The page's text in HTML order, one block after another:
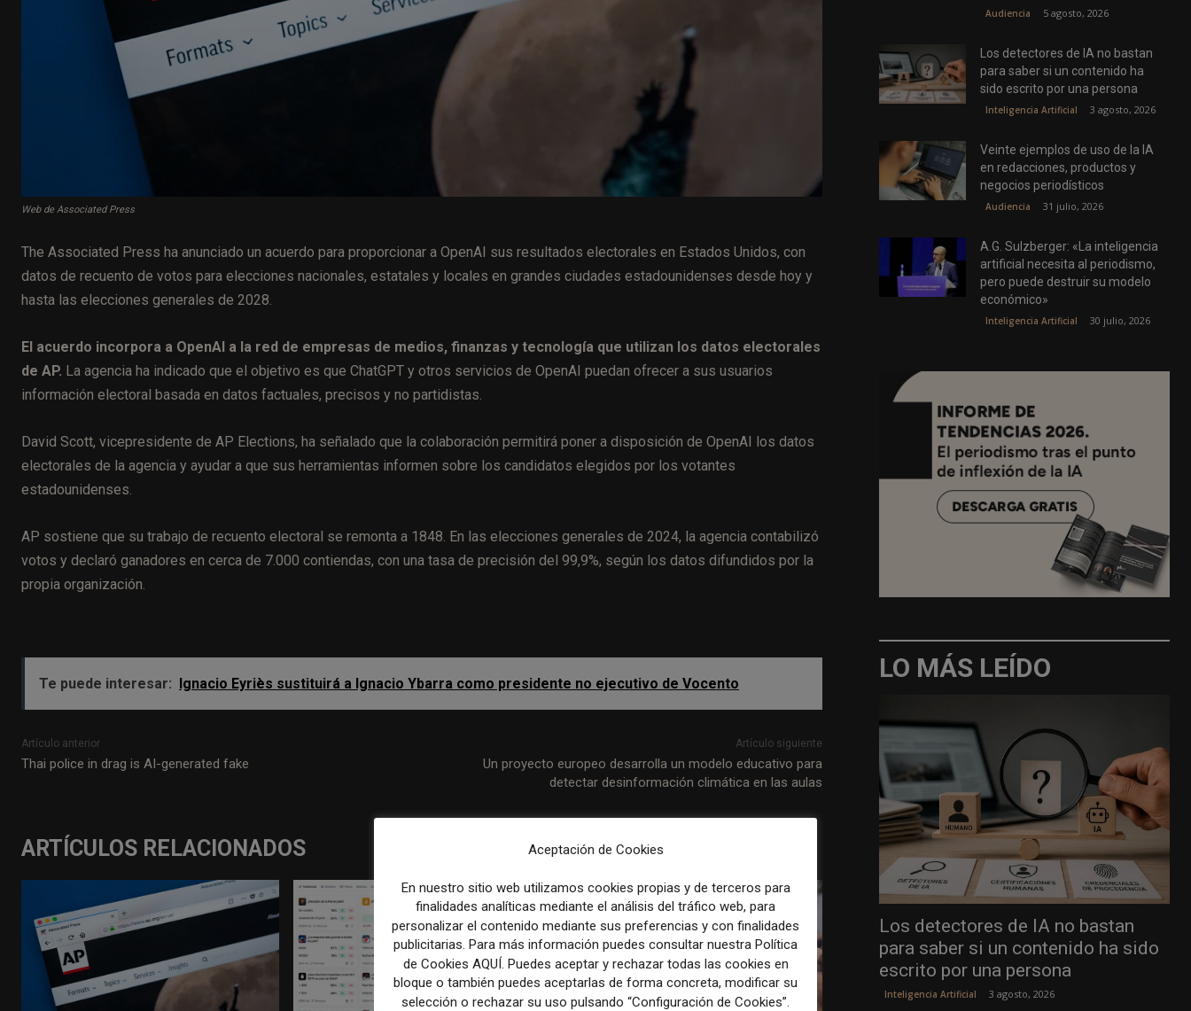
Web de Associated Press
The Associated Press ha anunciado un acuerdo para proporcionar a OpenAI sus resultados electorales en Estados Unidos, con
datos de recuento de votos para elecciones nacionales, estatales y locales en grandes ciudades estadounidenses desde hoy y
hasta las elecciones generales de 2028.
El acuerdo incorpora a OpenAI a la red de empresas de medios, finanzas y tecnología que utilizan los datos electorales
de AP. La agencia ha indicado que el objetivo es que ChatGPT y otros servicios de OpenAI puedan ofrecer a sus usuarios
información electoral basada en datos factuales, precisos y no partidistas.
David Scott, vicepresidente de AP Elections, ha señalado que la colaboración permitirá poner a disposición de OpenAI los datos
electorales de la agencia y ayudar a que sus herramientas informen sobre los candidatos elegidos por los votantes
estadounidenses.
AP sostiene que su trabajo de recuento electoral se remonta a 1848. En las elecciones generales de 2024, la agencia contabilizó
votos y declaró ganadores en cerca de 7.000 contiendas, con una tasa de precisión del 99,9%, según los datos difundidos por la
propia organización.
Te puede interesar: Ignacio Eyriès sustituirá a Ignacio Ybarra como presidente no ejecutivo de Vocento
Artículo anterior
Thai police in drag is AI-generated fake
Artículo siguiente
Un proyecto europeo desarrolla un modelo educativo para
detectar desinformación climática en las aulas
ARTÍCULOS RELACIONADOS
Audiencia 5 agosto, 2026
Los detectores de IA no bastan
para saber si un contenido ha
sido escrito por una persona
Inteligencia Artificial 3 agosto, 2026
Veinte ejemplos de uso de la IA
en redacciones, productos y
negocios periodísticos
Audiencia 31 julio, 2026
A.G. Sulzberger: «La inteligencia
artificial necesita al periodismo,
pero puede destruir su modelo
económico»
Inteligencia Artificial 30 julio, 2026
LO MÁS LEÍDO
Los detectores de IA no bastan
para saber si un contenido ha sido
escrito por una persona
Inteligencia Artificial 3 agosto, 2026
Aceptación de Cookies
En nuestro sitio web utilizamos cookies propias y de terceros para
finalidades analíticas mediante el análisis del tráfico web, para
personalizar el contenido mediante sus preferencias y con finalidades
publicitarias. Para más información puedes consultar nuestra Política
de Cookies AQUÍ. Puedes aceptar y rechazar todas las cookies en
bloque o también puedes aceptarlas de forma concreta, modificar su
selección o rechazar su uso pulsando “Configuración de Cookies”.